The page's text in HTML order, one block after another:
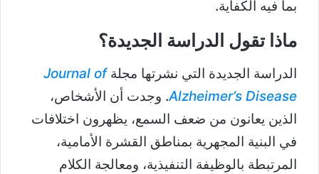
بما فيه الكفاية.
ماذا تقول الدراسة الجديدة؟
الدراسة الجديدة التي نشرتها مجلةJournal of
Alzheimer’s Disease. وجدت أن الأشخاص،
الذين يعانون من ضعف السمع، يظهرون اختلافات
في البنية المجهرية بمناطق القشرة الأمامية،
المرتبطة بالوظيفة التنفيذية، ومعالجة الكلام